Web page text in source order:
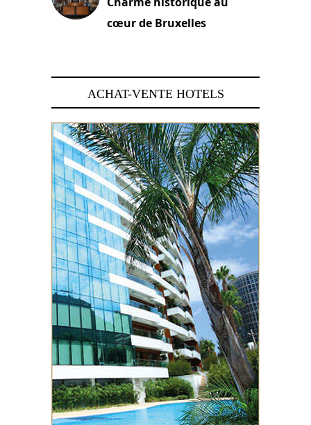
cœur de Bruxelles
ACHAT-VENTE HOTELS